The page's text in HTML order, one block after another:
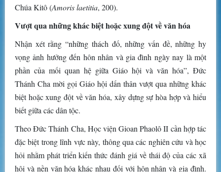
Chúa Kitô (Amoris laetitia, 200).
Vượt qua những khác biệt hoặc xung đột về văn hóa
Nhận xét rằng “những thách đố, những vấn đề, những hy
vọng ảnh hưởng đến hôn nhân và gia đình ngày nay là một
phần của mối quan hệ giữa Giáo hội và văn hóa”, Đức
Thánh Cha mời gọi Giáo hội dấn thân vượt qua những khác
biệt hoặc xung đột về văn hóa, xây dựng sự hòa hợp và hiểu
biết giữa các dân tộc.
Theo Đức Thánh Cha, Học viện Gioan Phaolô II cần hợp tác
đặc biệt trong lĩnh vực này, thông qua các nghiên cứu và học
hỏi nhằm phát triển kiến ​​thức đánh giá về thái độ của các xã
hội và nền văn hóa khác nhau đối với hôn nhân và gia đình.